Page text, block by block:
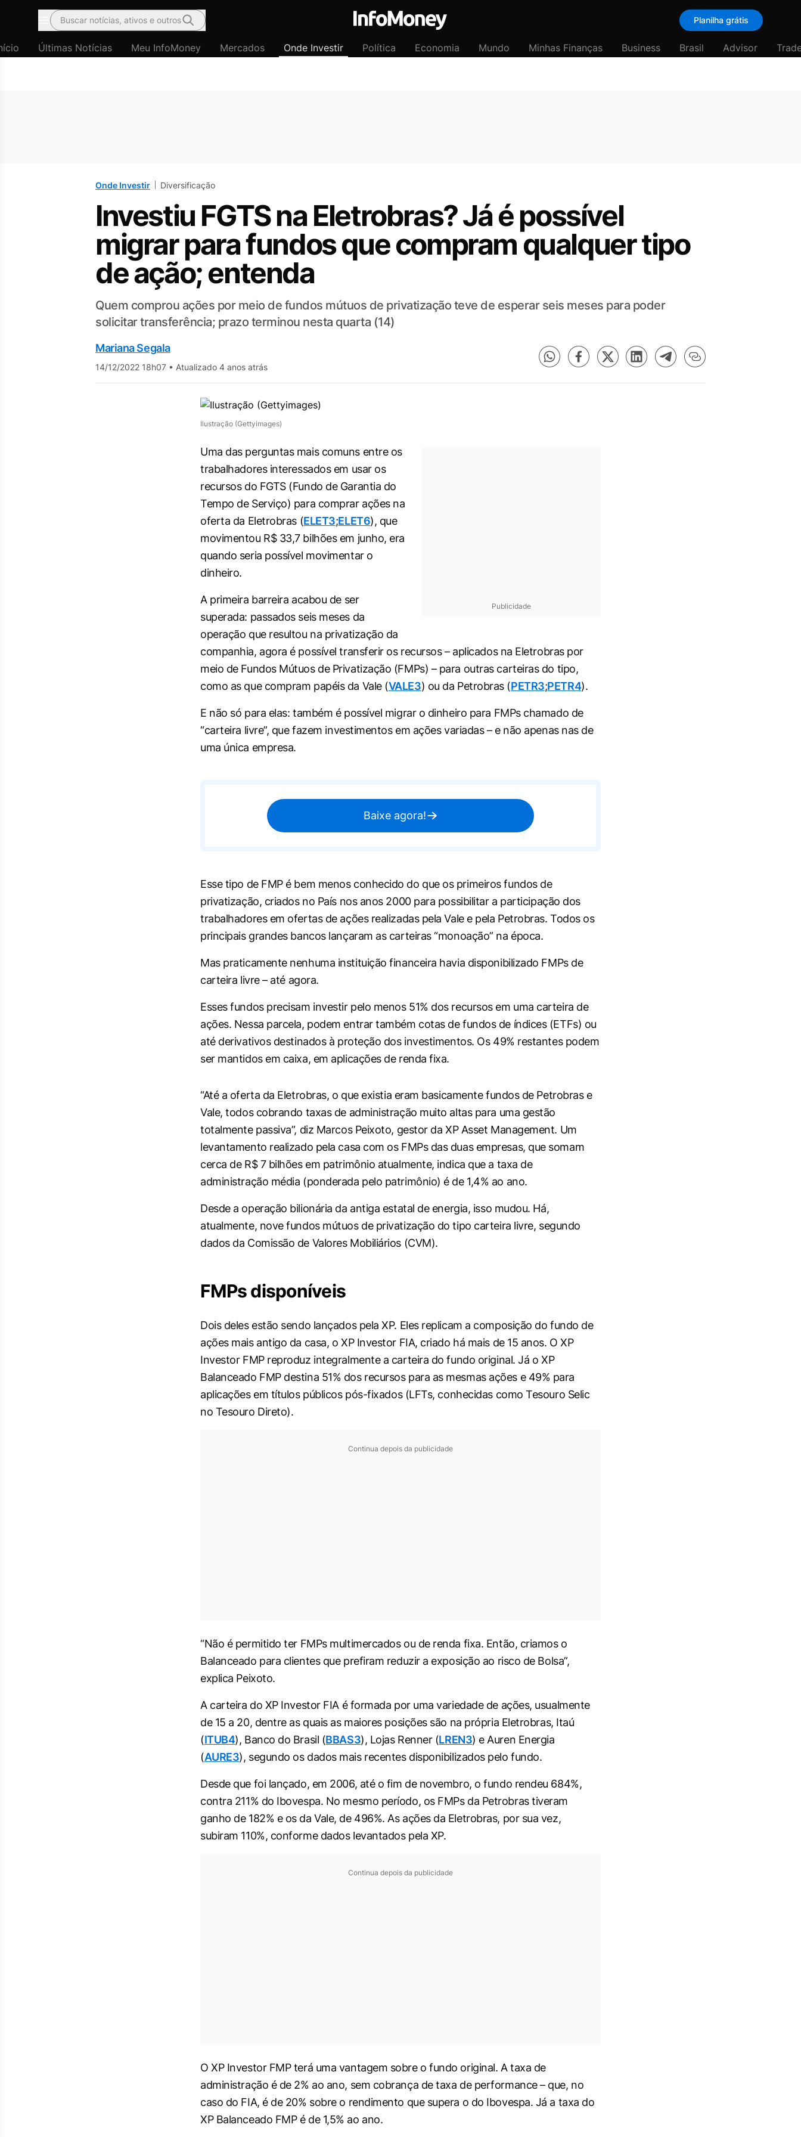
Menu
Buscar notícias, ativos e outros Planilha grátis
Últimas Notícias Meu InfoMoney Mercados Onde Investir Política Economia Mundo Minhas Finanças Business Brasil Advisor
Onde Investir Diversificação
Investiu FGTS na Eletrobras? Já é possível
migrar para fundos que compram qualquer tipo
de ação; entenda
Quem comprou ações por meio de fundos mútuos de privatização teve de esperar seis meses para poder
solicitar transferência; prazo terminou nesta quarta (14)
Mariana Segala
14/12/2022 18h07 • Atualizado 4 anos atrás
Ilustração (Gettyimages)
Publicidade
Uma das perguntas mais comuns entre os
trabalhadores interessados em usar os
recursos do FGTS (Fundo de Garantia do
Tempo de Serviço) para comprar ações na
oferta da Eletrobras (ELET3;ELET6), que
movimentou R$ 33,7 bilhões em junho, era
quando seria possível movimentar o
dinheiro.
A primeira barreira acabou de ser
superada: passados seis meses da
operação que resultou na privatização da
companhia, agora é possível transferir os recursos – aplicados na Eletrobras por
meio de Fundos Mútuos de Privatização (FMPs) – para outras carteiras do tipo,
como as que compram papéis da Vale (VALE3) ou da Petrobras (PETR3;PETR4).
E não só para elas: também é possível migrar o dinheiro para FMPs chamado de
“carteira livre”, que fazem investimentos em ações variadas – e não apenas nas de
uma única empresa.
Baixe agora!
Esse tipo de FMP é bem menos conhecido do que os primeiros fundos de
privatização, criados no País nos anos 2000 para possibilitar a participação dos
trabalhadores em ofertas de ações realizadas pela Vale e pela Petrobras. Todos os
principais grandes bancos lançaram as carteiras “monoação” na época.
Mas praticamente nenhuma instituição financeira havia disponibilizado FMPs de
carteira livre – até agora.
Esses fundos precisam investir pelo menos 51% dos recursos em uma carteira de
ações. Nessa parcela, podem entrar também cotas de fundos de índices (ETFs) ou
até derivativos destinados à proteção dos investimentos. Os 49% restantes podem
ser mantidos em caixa, em aplicações de renda fixa.
“Até a oferta da Eletrobras, o que existia eram basicamente fundos de Petrobras e
Vale, todos cobrando taxas de administração muito altas para uma gestão
totalmente passiva”, diz Marcos Peixoto, gestor da XP Asset Management. Um
levantamento realizado pela casa com os FMPs das duas empresas, que somam
cerca de R$ 7 bilhões em patrimônio atualmente, indica que a taxa de
administração média (ponderada pelo patrimônio) é de 1,4% ao ano.
Desde a operação bilionária da antiga estatal de energia, isso mudou. Há,
atualmente, nove fundos mútuos de privatização do tipo carteira livre, segundo
dados da Comissão de Valores Mobiliários (CVM).
FMPs disponíveis
Dois deles estão sendo lançados pela XP. Eles replicam a composição do fundo de
ações mais antigo da casa, o XP Investor FIA, criado há mais de 15 anos. O XP
Investor FMP reproduz integralmente a carteira do fundo original. Já o XP
Balanceado FMP destina 51% dos recursos para as mesmas ações e 49% para
aplicações em títulos públicos pós-fixados (LFTs, conhecidas como Tesouro Selic
no Tesouro Direto).
Continua depois da publicidade
“Não é permitido ter FMPs multimercados ou de renda fixa. Então, criamos o
Balanceado para clientes que prefiram reduzir a exposição ao risco de Bolsa”,
explica Peixoto.
A carteira do XP Investor FIA é formada por uma variedade de ações, usualmente
de 15 a 20, dentre as quais as maiores posições são na própria Eletrobras, Itaú
(ITUB4), Banco do Brasil (BBAS3), Lojas Renner (LREN3) e Auren Energia
(AURE3), segundo os dados mais recentes disponibilizados pelo fundo.
Desde que foi lançado, em 2006, até o fim de novembro, o fundo rendeu 684%,
contra 211% do Ibovespa. No mesmo período, os FMPs da Petrobras tiveram
ganho de 182% e os da Vale, de 496%. As ações da Eletrobras, por sua vez,
subiram 110%, conforme dados levantados pela XP.
Continua depois da publicidade
O XP Investor FMP terá uma vantagem sobre o fundo original. A taxa de
administração é de 2% ao ano, sem cobrança de taxa de performance – que, no
caso do FIA, é de 20% sobre o rendimento que supera o do Ibovespa. Já a taxa do
XP Balanceado FMP é de 1,5% ao ano.